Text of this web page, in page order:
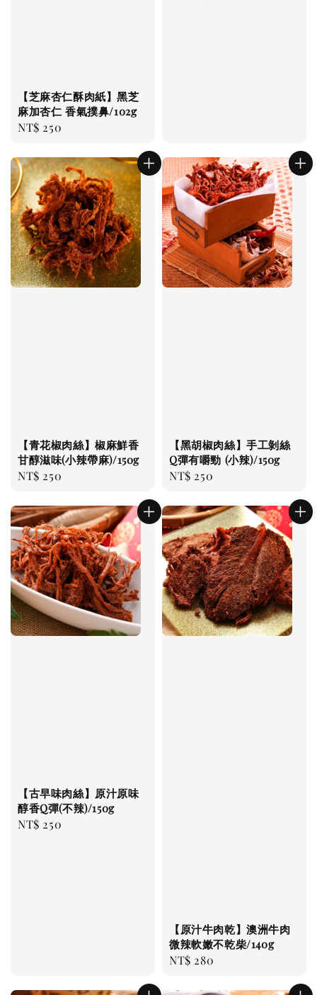
【芝麻杏仁酥肉紙】黑芝
麻加杏仁 香氣撲鼻/102g
Regular
NT$ 250
【青花椒肉絲】椒麻鮮香
甘醇滋味(小辣帶麻)/150g
Regular
NT$ 250
【黑胡椒肉絲】手工剝絲
Q彈有嚼勁 (小辣)/150g
Regular
NT$ 250
【古早味肉絲】原汁原味
醇香Q彈(不辣)/150g
Regular
NT$ 250
【原汁牛肉乾】澳洲牛肉
微辣軟嫩不乾柴/140g
Regular
NT$ 280